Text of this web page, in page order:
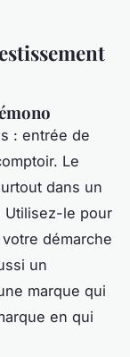
: entrée de
Le
dans un
Utilisez-le pour
démarche
un
marque qui
en qui